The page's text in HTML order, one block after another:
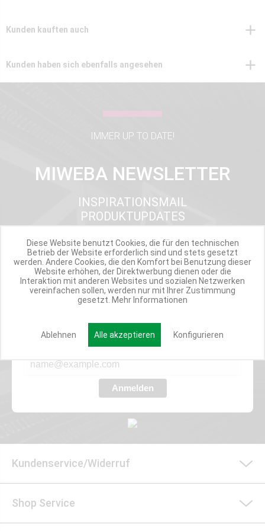
Kunden kauften auch
Kunden haben sich ebenfalls angesehen
IMMER UP TO DATE!
MIWEBA NEWSLETTER
INSPIRATIONSMAIL
PRODUKTUPDATES
ANGEBOTE
Werde Teil der Miweba Community!
Anmelden
Kundenservice/Widerruf
Shop Service
Diese Website benutzt Cookies, die für den technischen
Betrieb der Website erforderlich sind und stets gesetzt
werden. Andere Cookies, die den Komfort bei Benutzung dieser
Website erhöhen, der Direktwerbung dienen oder die
Interaktion mit anderen Websites und sozialen Netzwerken
vereinfachen sollen, werden nur mit Ihrer Zustimmung
gesetzt. Mehr Informationen
Ablehnen Alle akzeptieren Konfigurieren